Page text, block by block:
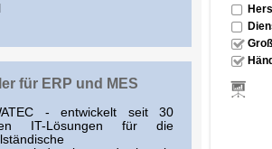
für ERP und MES
- entwickelt seit 30
IT-Lösungen für die